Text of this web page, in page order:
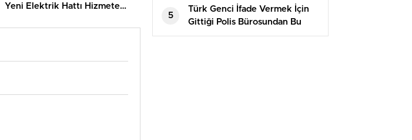
Yeni Elektrik Hattı Hizmete
5
Türk Genci İfade Vermek İçin
Gittiği Polis Bürosundan Bu
Halde Çıktı